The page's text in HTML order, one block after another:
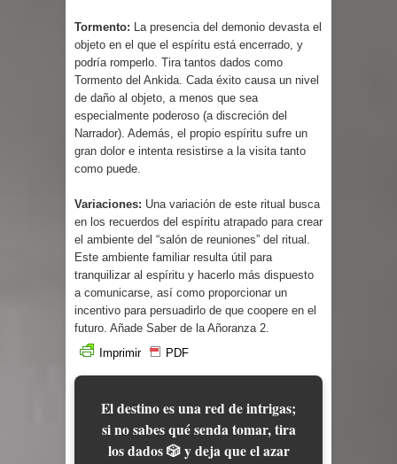
Tormento: La presencia del demonio devasta el
objeto en el que el espíritu está encerrado, y
podría romperlo. Tira tantos dados como
Tormento del Ankida. Cada éxito causa un nivel
de daño al objeto, a menos que sea
especialmente poderoso (a discreción del
Narrador). Además, el propio espíritu sufre un
gran dolor e intenta resistirse a la visita tanto
como puede.
Variaciones: Una variación de este ritual busca
en los recuerdos del espíritu atrapado para crear
el ambiente del “salón de reuniones” del ritual.
Este ambiente familiar resulta útil para
tranquilizar al espíritu y hacerlo más dispuesto
a comunicarse, así como proporcionar un
incentivo para persuadirlo de que coopere en el
futuro. Añade Saber de la Añoranza 2.
Imprimir
PDF
El destino es una red de intrigas;
si no sabes qué senda tomar, tira
los dados 🎲 y deja que el azar